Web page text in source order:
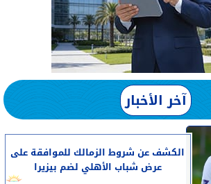
آخر الأخبار
الكشف عن شروط الزمالك للموافقة على
عرض شباب الأهلي لضم بيزيرا